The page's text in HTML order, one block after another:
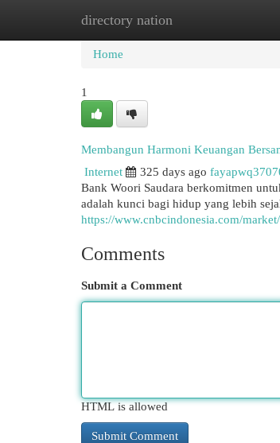
directory nation
Home New Site Listings
Home
1
Membangun Harmoni Keuangan
Internet
325 days ago
Bank Woori Saudara berkomitmen
adalah kunci bagi hidup yang lebih
https://www.cnbcindonesia.com/
Comments
Submit a Comment
HTML is allowed